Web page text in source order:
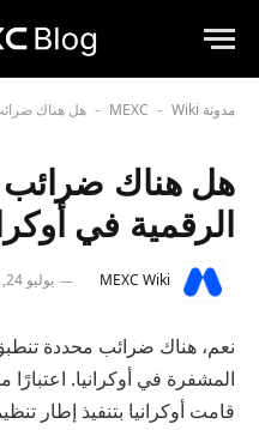
مدونة MEXC - Wiki
- هل هناك
هل هناك ضرائب
الرقمية في
MEXC Wiki يوليو 24, 2025
نعم، هناك ضرائب محددة
قامت أوكرانيا بتنفيذ إطار